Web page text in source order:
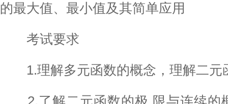
的最大值、最小值及其简单应用
考试要求
1.理解多元函数的概念，理解二元
2.了解二元函数的极 限与连续的